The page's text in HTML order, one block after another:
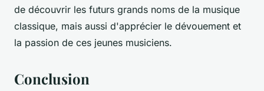
de découvrir les futurs grands noms de la musique
classique, mais aussi d'apprécier le dévouement et
la passion de ces jeunes musiciens.
Conclusion